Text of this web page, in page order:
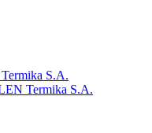
S.A.
Termika S.A.